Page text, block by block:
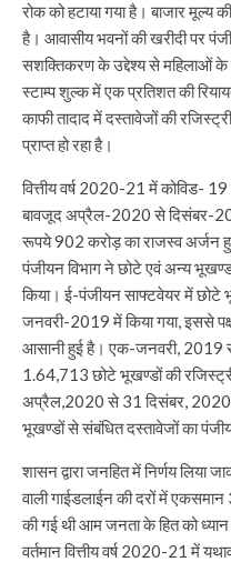
रोक को हटाया गया है। बाजार मूल्य
है। आवासीय भवनों की खरीदी पर
सशक्तिकरण के उद्देश्य से महिलाओं के
स्टाम्प शुल्क में एक प्रतिशत की
काफी तादाद में दस्तावेजों की
प्राप्त हो रहा है।
वित्तीय वर्ष 2020-21 में कोविड-
बावजूद अप्रैल-2020 से दिसंबर-
रूपये 902 करोड़ का राजस्व अर्जन
पंजीयन विभाग ने छोटे एवं अन्य
किया। ई-पंजीयन साफ्टवेयर में छोटे
जनवरी-2019 में किया गया, इससे
आसानी हुई है। एक-जनवरी,
1.64,713 छोटे भूखण्डों की
अप्रैल,2020 से 31 दिसंबर,
भूखण्डों से संबंधित दस्तावेजों का
शासन द्वारा जनहित में निर्णय लिया
वाली गाईडलाईन की दरों में एकसमान
की गई थी आम जनता के हित को
वर्तमान वित्तीय वर्ष 2020-21 में